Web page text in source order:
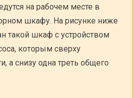
на рабочем месте в
шкафу. На рисунке ниже
такой шкаф с устройством
которым сверху
а снизу одна треть общего